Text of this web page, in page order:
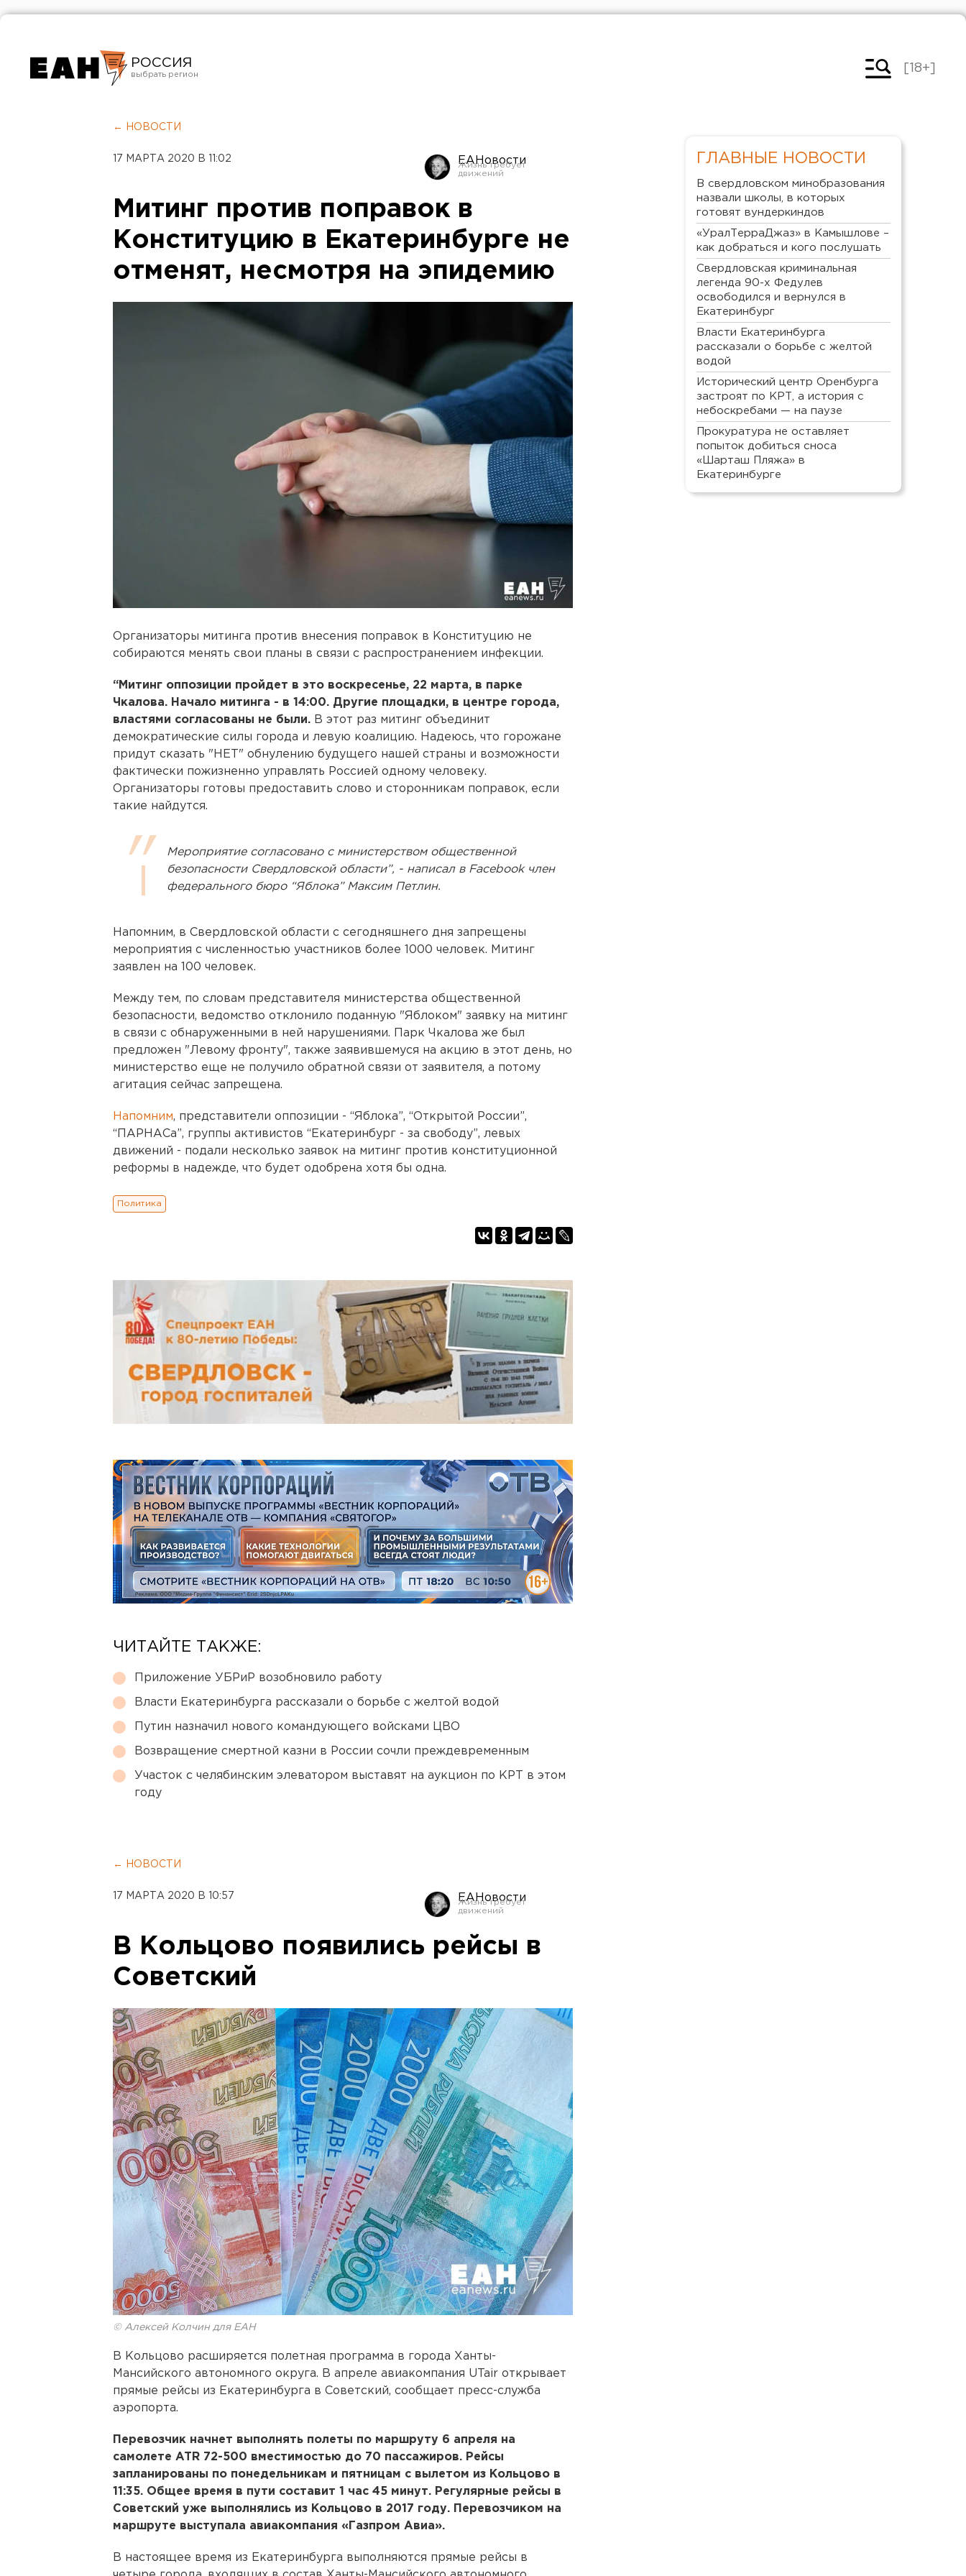
РОССИЯ
Челябинск
[18+]
← НОВОСТИ
17 МАРТА 2020 В 11:02 ЕАНовости
Митинг против поправок в
Конституцию в Екатеринбурге не
отменят, несмотря на эпидемию
Организаторы митинга против внесения поправок в Конституцию не
собираются менять свои планы в связи с распространением инфекции.
“Митинг оппозиции пройдет в это воскресенье, 22 марта, в парке
Чкалова. Начало митинга - в 14:00. Другие площадки, в центре города,
властями согласованы не были. В этот раз митинг объединит
демократические силы города и левую коалицию. Надеюсь, что горожане
придут сказать "НЕТ" обнулению будущего нашей страны и возможности
фактически пожизненно управлять Россией одному человеку.
Организаторы готовы предоставить слово и сторонникам поправок, если
такие найдутся.
Мероприятие согласовано с министерством общественной
безопасности Свердловской области”, - написал в Facebook член
федерального бюро “Яблока” Максим Петлин.
Напомним, в Свердловской области с сегодняшнего дня запрещены
мероприятия с численностью участников более 1000 человек. Митинг
заявлен на 100 человек.
Между тем, по словам представителя министерства общественной
безопасности, ведомство отклонило поданную "Яблоком" заявку на митинг
в связи с обнаруженными в ней нарушениями. Парк Чкалова же был
предложен "Левому фронту", также заявившемуся на акцию в этот день, но
министерство еще не получило обратной связи от заявителя, а потому
агитация сейчас запрещена.
Напомним, представители оппозиции - “Яблока”, “Открытой России”,
“ПАРНАСа”, группы активистов “Екатеринбург - за свободу”, левых
движений - подали несколько заявок на митинг против конституционной
реформы в надежде, что будет одобрена хотя бы одна.
Политика
ЧИТАЙТЕ ТАКЖЕ:
Приложение УБРиР возобновило работу
Власти Екатеринбурга рассказали о борьбе с желтой водой
Путин назначил нового командующего войсками ЦВО
Возвращение смертной казни в России сочли преждевременным
Участок с челябинским элеватором выставят на аукцион по КРТ в этом
году
← НОВОСТИ
17 МАРТА 2020 В 10:57 ЕАНовости
В Кольцово появились рейсы в
Советский
© Алексей Колчин для ЕАН
В Кольцово расширяется полетная программа в города Ханты-
Мансийского автономного округа. В апреле авиакомпания UTair открывает
прямые рейсы из Екатеринбурга в Советский, сообщает пресс-служба
аэропорта.
Перевозчик начнет выполнять полеты по маршруту 6 апреля на
самолете ATR 72-500 вместимостью до 70 пассажиров. Рейсы
запланированы по понедельникам и пятницам с вылетом из Кольцово в
11:35. Общее время в пути составит 1 час 45 минут. Регулярные рейсы в
Советский уже выполнялись из Кольцово в 2017 году. Перевозчиком на
маршруте выступала авиакомпания «Газпром Авиа».
В настоящее время из Екатеринбурга выполняются прямые рейсы в
ГЛАВНЫЕ НОВОСТИ
В свердловском минобразования
назвали школы, в которых
готовят вундеркиндов
«УралТерраДжаз» в Камышлове –
как добраться и кого послушать
Свердловская криминальная
легенда 90-х Федулев
освободился и вернулся в
Екатеринбург
Власти Екатеринбурга
рассказали о борьбе с желтой
водой
Исторический центр Оренбурга
застроят по КРТ, а история с
небоскребами — на паузе
Прокуратура не оставляет
попыток добиться сноса
«Шарташ Пляжа» в
Екатеринбурге